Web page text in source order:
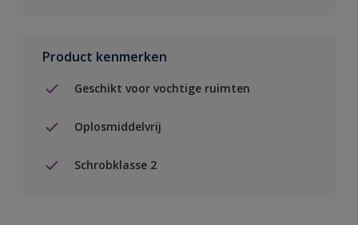
Product kenmerken
Geschikt voor vochtige ruimten
Oplosmiddelvrij
Schrobklasse 2